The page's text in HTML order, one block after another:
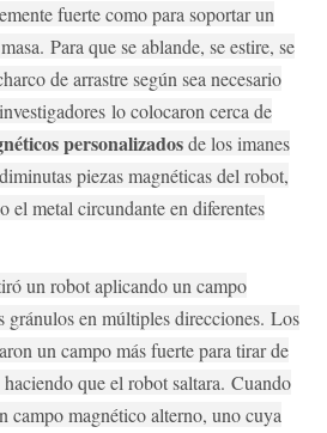
fuerte como para soportar un
Para que se ablande, se estire, se
de arrastre según sea necesario
lo colocaron cerca de
personalizadosde los imanes
piezas magnéticas del robot,
el metal circundante en diferentes
un robot aplicando un campo
gránulos en múltiples direcciones.Los
un campo más fuerte para tirar de
que el robot saltara.Cuando
campo magnético alterno, uno cuya